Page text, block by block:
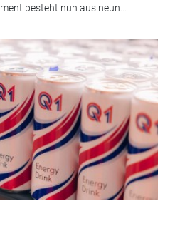
besteht nun aus neun...